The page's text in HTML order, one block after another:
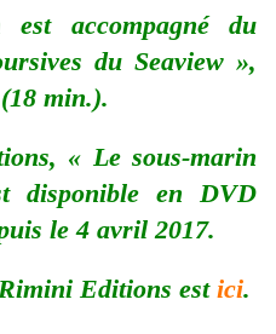
accompagné du
du Seaview »,
min.).
« Le sous-marin
disponible en DVD
le 4 avril 2017.
Editions est ici.